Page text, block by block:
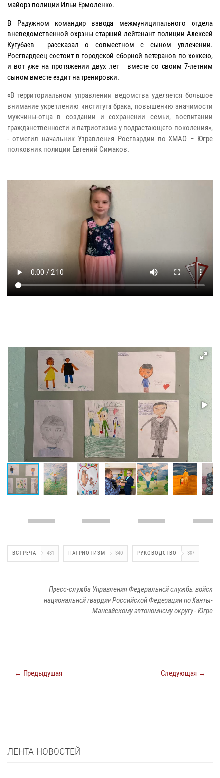
майора полиции Ильи Ермоленко.
В Радужном командир взвода межмуниципального отдела
вневедомственной охраны старший лейтенант полиции Алексей
Кугубаев рассказал о совместном с сыном увлечении.
Росгвардеец состоит в городской сборной ветеранов по хоккею,
и вот уже на протяжении двух лет вместе со своим 7-летним
сыном вместе ездит на тренировки.
«В территориальном управлении ведомства уделяется большое
внимание укреплению института брака, повышению значимости
мужчины-отца в создании и сохранении семьи, воспитании
гражданственности и патриотизма у подрастающего поколения»,
- отметил начальник Управления Росгвардии по ХМАО – Югре
полковник полиции Евгений Симаков.
ВСТРЕЧА 431 ПАТРИОТИЗМ 340 РУКОВОДСТВО 397
Пресс-служба Управления Федеральной службы войск
национальной гвардии Российской Федерации по Ханты-
Мансийскому автономному округу - Югре
← Предыдущая Следующая →
ЛЕНТА НОВОСТЕЙ